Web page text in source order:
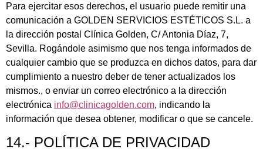
Para ejercitar esos derechos, el usuario puede remitir una
comunicación a GOLDEN SERVICIOS ESTÉTICOS S.L. a
la dirección postal Clínica Golden, C/ Antonia Díaz, 7,
Sevilla. Rogándole asimismo que nos tenga informados de
cualquier cambio que se produzca en dichos datos, para dar
cumplimiento a nuestro deber de tener actualizados los
mismos., o enviar un correo electrónico a la dirección
electrónica info@clinicagolden.com, indicando la
información que desea obtener, modificar o que se cancele.
14.- POLÍTICA DE PRIVACIDAD